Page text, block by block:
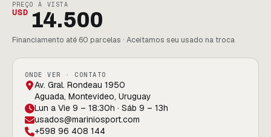
PREÇO À VISTA
USD 14.500
Financiamento até 60 parcelas · Aceitamos seu usado na troca
ONDE VER · CONTATO
Av. Gral. Rondeau 1950
Aguada, Montevideo, Uruguay
Lun a Vie 9 – 18:30h · Sáb 9 – 13h
usados@mariniosport.com
+598 96 408 144